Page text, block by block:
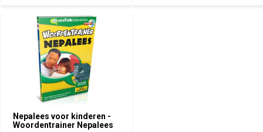
Nepalees voor kinderen -
Woordentrainer Nepalees